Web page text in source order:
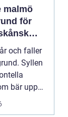
malmö
för
och faller
Syllen
bär upp
pla...